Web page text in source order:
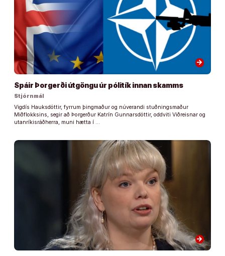
arrow_forward
Spáir Þorgerði útgöngu úr pólitík innan skamms
Stjórnmál
Vigdís Hauksdóttir, fyrrum þingmaður og núverandi stuðningsmaður
Miðflokksins, segir að Þorgerður Katrín Gunnarsdóttir, oddviti Viðreisnar og
utanríkisráðherra, muni hætta í …
arrow_forward